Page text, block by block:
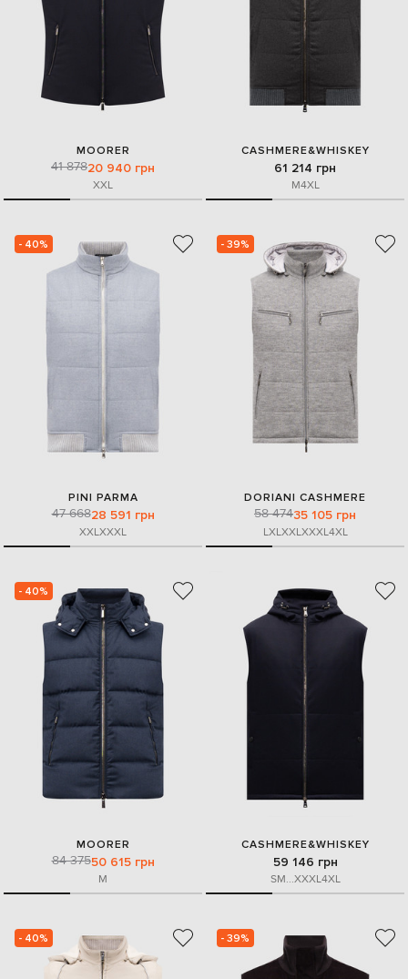
MOORER
41 87820 940 грн
XXL
CASHMERE&WHISKEY
61 214 грн
M4XL
- 40%
PINI PARMA
47 66828 591 грн
XXLXXXL
- 39%
DORIANI CASHMERE
58 47435 105 грн
LXLXXLXXXL4XL
- 40%
MOORER
84 37550 615 грн
M
CASHMERE&WHISKEY
59 146 грн
SM...XXXL4XL
- 40% - 39%